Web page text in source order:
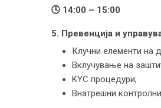
🕓 14:00 – 15:00
5. Превенција и
Клучни елементи на
Вклучување на
KYC процедури;
Внатрешни